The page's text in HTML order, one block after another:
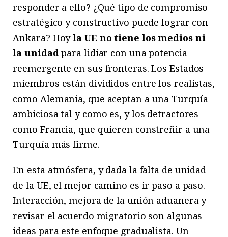
responder a ello? ¿Qué tipo de compromiso
estratégico y constructivo puede lograr con
Ankara? Hoyla UE no tiene los medios ni
la unidadpara lidiar con una potencia
reemergente en sus fronteras. Los Estados
miembros están divididos entre los realistas,
como Alemania, que aceptan a una Turquía
ambiciosa tal y como es, y los detractores
como Francia, que quieren constreñir a una
Turquía más firme.
En esta atmósfera, y dada la falta de unidad
de la UE, el mejor camino es ir paso a paso.
Interacción, mejora de la unión aduanera y
revisar el acuerdo migratorio son algunas
ideas para este enfoque gradualista. Un